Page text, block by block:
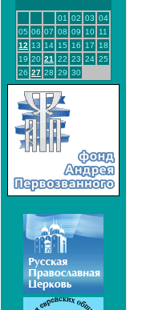
01 02 03 04
05 06 07 08 09 10
11
12 13 14 15 16 17
18
19 20 21 22 23 24 25
26 27 28 29 30